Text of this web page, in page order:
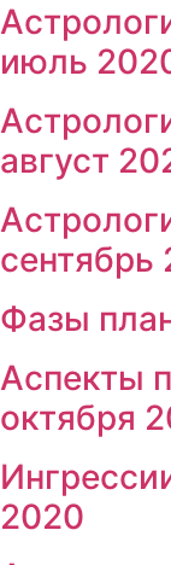
июль
август
сентябрь
Фазы
Аспекты
октября
2020